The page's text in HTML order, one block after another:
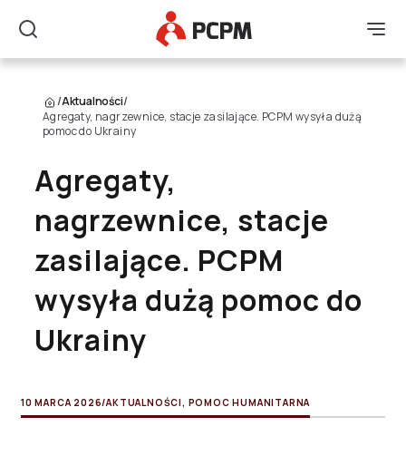
Szukaj
Główne Logo
/Aktualności/
Agregaty, nagrzewnice, stacje zasilające. PCPM wysyła dużą
pomoc do Ukrainy
Agregaty,
nagrzewnice, stacje
zasilające. PCPM
wysyła dużą pomoc do
Ukrainy
10 MARCA 2026/AKTUALNOŚCI , POMOC HUMANITARNA